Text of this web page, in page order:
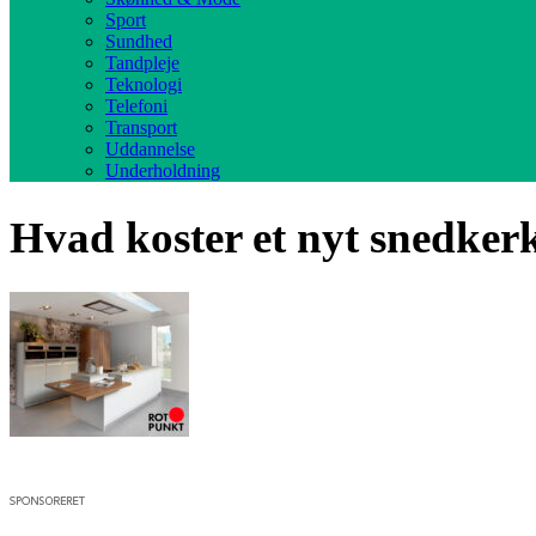
Sport
Sundhed
Tandpleje
Teknologi
Telefoni
Transport
Uddannelse
Underholdning
Hvad koster et nyt